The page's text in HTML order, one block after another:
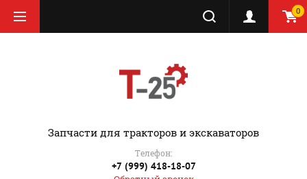
0
‎Запчасти для тракторов и экскаваторов
Телефон:
+7 (999) 418-18-07